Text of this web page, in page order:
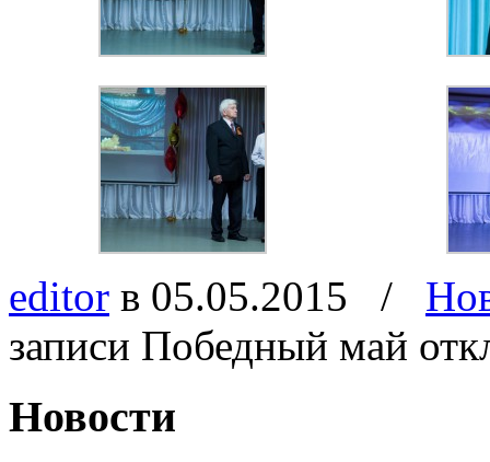
editor в 05.05.2015 /
записи Победный май
Новости